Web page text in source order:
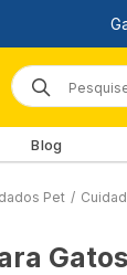
Blog
Pet /